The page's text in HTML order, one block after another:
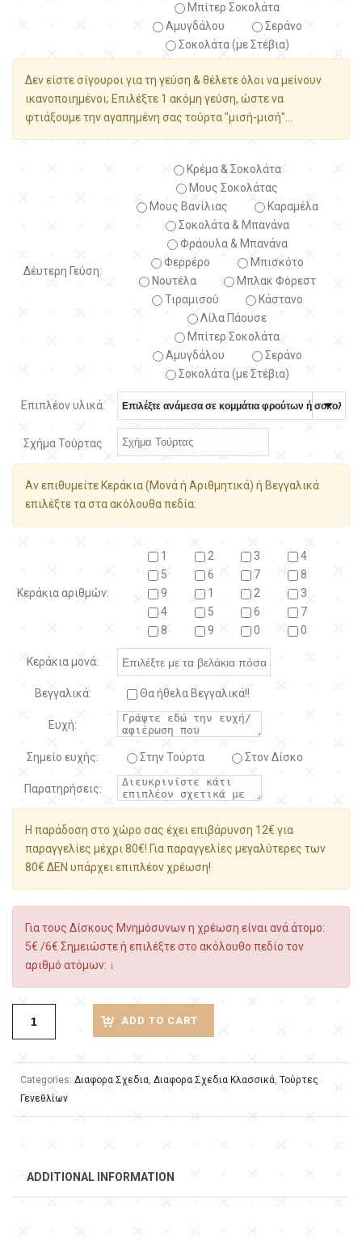
Μπίτερ Σοκολάτα
Αμυγδάλου
Σεράνο
Σοκολάτα (με Στέβια)
Δεν είστε σίγουροι για τη γεύση & θέλετε όλοι να μείνουν
ικανοποιημένοι; Επιλέξτε 1 ακόμη γεύση, ώστε να
φτιάξουμε την αγαπημένη σας τούρτα "μισή-μισή"...
Δέυτερη Γεύση:
Κρέμα & Σοκολάτα
Μους Σοκολάτας
Μους Βανίλιας
Καραμέλα
Σοκολάτα & Μπανάνα
Φράουλα & Μπανάνα
Φερρέρο
Μπισκότο
Νουτέλα
Μπλακ Φόρεστ
Τιραμισού
Κάστανο
Λίλα Πάουσε
Μπίτερ Σοκολάτα
Αμυγδάλου
Σεράνο
Σοκολάτα (με Στέβια)
Επιπλέον υλικά:
Σχήμα Τούρτας
Αν επιθυμείτε Κεράκια (Μονά ή Αριθμητικά) ή Βεγγαλικά
επιλέξτε τα στα ακόλουθα πεδία:
Κεράκια αριθμών:
1 2 3
4
5
6 7
8
9
1 2
3
4
5 6
7
8
9 0 0
Κεράκια μονά:
Βεγγαλικά: Θα ήθελα Βεγγαλικά!!
Ευχή:
Σημείο ευχής: Στην Τούρτα Στον Δίσκο
Παρατηρήσεις:
Η παράδοση στο χώρο σας έχει επιβάρυνση 12€ για
παραγγελίες μέχρι 80€! Για παραγγελίες μεγαλύτερες των
80€ ΔΕΝ υπάρχει επιπλέον χρέωση!
Για τους Δίσκους Μνημόσυνων η χρέωση είναι ανά άτομο:
5€ /6€ Σημειώστε ή επιλέξτε στο ακόλουθο πεδίο τον
αριθμό ατόμων: ↓
ADD TO CART
Categories: Διαφορα Σχεδια, Διαφορα Σχεδια Κλασσικά, Τούρτες
Γενεθλίων
ADDITIONAL INFORMATION